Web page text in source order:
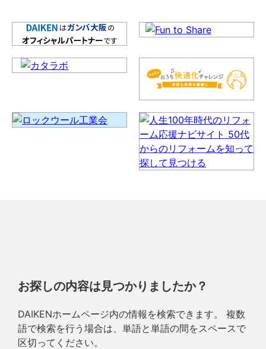
お探しの内容は見つかりましたか？
DAIKENホームページ内の情報を検索できます。 複数
語で検索を行う場合は、単語と単語の間をスペースで
区切ってください。